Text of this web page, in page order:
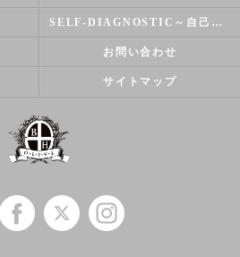
SELF-DIAGNOSTIC～自己診断～
お問い合わせ
サイトマップ